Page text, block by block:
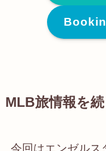
MLB旅情報を
今回はエンゼルス